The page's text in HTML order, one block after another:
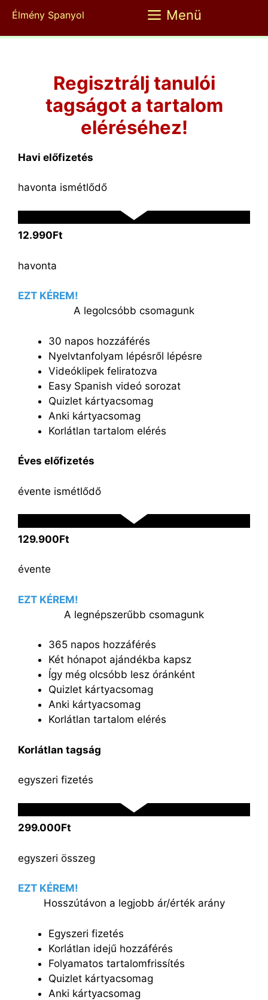
Kilépés
tartalomba
Élmény Spanyol Menü
Regisztrálj tanulói
tagságot a tartalom
eléréséhez!
Havi előfizetés
havonta ismétlődő
12.990Ft
havonta
EZT KÉREM!
A legolcsóbb csomagunk
30 napos hozzáférés
Nyelvtanfolyam lépésről lépésre
Videóklipek feliratozva
Easy Spanish videó sorozat
Quizlet kártyacsomag
Anki kártyacsomag
Korlátlan tartalom elérés
Éves előfizetés
évente ismétlődő
129.900Ft
évente
EZT KÉREM!
A legnépszerűbb csomagunk
365 napos hozzáférés
Két hónapot ajándékba kapsz
Így még olcsóbb lesz óránként
Quizlet kártyacsomag
Anki kártyacsomag
Korlátlan tartalom elérés
Korlátlan tagság
egyszeri fizetés
299.000Ft
egyszeri összeg
EZT KÉREM!
Hosszútávon a legjobb ár/érték arány
Egyszeri fizetés
Korlátlan idejű hozzáférés
Folyamatos tartalomfrissítés
Quizlet kártyacsomag
Anki kártyacsomag